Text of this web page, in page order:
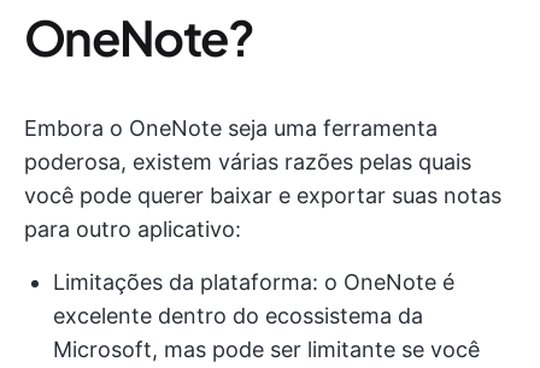
OneNote?
Embora o OneNote seja uma ferramenta
poderosa, existem várias razões pelas quais
você pode querer baixar e exportar suas notas
para outro aplicativo:
Limitações da plataforma: o OneNote é
excelente dentro do ecossistema da
Microsoft, mas pode ser limitante se você